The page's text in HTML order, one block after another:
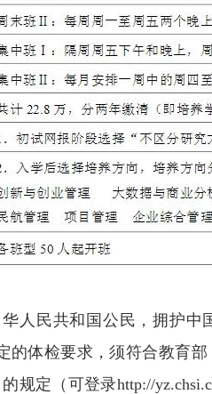
人民共和国公民，拥护中
的体检要求，须符合教育
规定（可登录http://